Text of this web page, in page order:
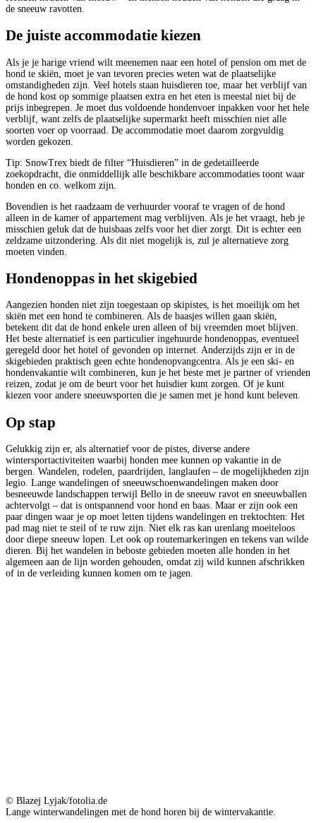
de sneeuw ravotten.
De juiste accommodatie kiezen
Als je je harige vriend wilt meenemen naar een hotel of pension om met de
hond te skiën, moet je van tevoren precies weten wat de plaatselijke
omstandigheden zijn. Veel hotels staan huisdieren toe, maar het verblijf van
de hond kost op sommige plaatsen extra en het eten is meestal niet bij de
prijs inbegrepen. Je moet dus voldoende hondenvoer inpakken voor het hele
verblijf, want zelfs de plaatselijke supermarkt heeft misschien niet alle
soorten voer op voorraad. De accommodatie moet daarom zorgvuldig
worden gekozen.
Tip: SnowTrex biedt de filter “Huisdieren” in de gedetailleerde
zoekopdracht, die onmiddellijk alle beschikbare accommodaties toont waar
honden en co. welkom zijn.
Bovendien is het raadzaam de verhuurder vooraf te vragen of de hond
alleen in de kamer of appartement mag verblijven. Als je het vraagt, heb je
misschien geluk dat de huisbaas zelfs voor het dier zorgt. Dit is echter een
zeldzame uitzondering. Als dit niet mogelijk is, zul je alternatieve zorg
moeten vinden.
Hondenoppas in het skigebied
Aangezien honden niet zijn toegestaan op skipistes, is het moeilijk om het
skiën met een hond te combineren. Als de baasjes willen gaan skiën,
betekent dit dat de hond enkele uren alleen of bij vreemden moet blijven.
Het beste alternatief is een particulier ingehuurde hondenoppas, eventueel
geregeld door het hotel of gevonden op internet. Anderzijds zijn er in de
skigebieden praktisch geen echte hondenopvangcentra. Als je een ski- en
hondenvakantie wilt combineren, kun je het beste met je partner of vrienden
reizen, zodat je om de beurt voor het huisdier kunt zorgen. Of je kunt
kiezen voor andere sneeuwsporten die je samen met je hond kunt beleven.
Op stap
Gelukkig zijn er, als alternatief voor de pistes, diverse andere
wintersportactiviteiten waarbij honden mee kunnen op vakantie in de
bergen. Wandelen, rodelen, paardrijden, langlaufen – de mogelijkheden zijn
legio. Lange wandelingen of sneeuwschoenwandelingen maken door
besneeuwde landschappen terwijl Bello in de sneeuw ravot en sneeuwballen
achtervolgt – dat is ontspannend voor hond en baas. Maar er zijn ook een
paar dingen waar je op moet letten tijdens wandelingen en trektochten: Het
pad mag niet te steil of te ruw zijn. Niet elk ras kan urenlang moeiteloos
door diepe sneeuw lopen. Let ook op routemarkeringen en tekens van wilde
dieren. Bij het wandelen in beboste gebieden moeten alle honden in het
algemeen aan de lijn worden gehouden, omdat zij wild kunnen afschrikken
of in de verleiding kunnen komen om te jagen.
© Blazej Lyjak/fotolia.de
Lange winterwandelingen met de hond horen bij de wintervakantie.